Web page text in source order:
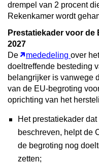
drempel van 2 procent
Rekenkamer wordt
Prestatiekader voor de
2027
De
mededeling over
doeltreffende besteding
belangrijker is vanwege
van de EU-begroting
oprichting van het
Het prestatiekader
beschreven, helpt de
de begroting nog
zetten;